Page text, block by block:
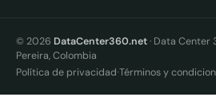
© 2026 DataCenter360.net· Data Center
Pereira, Colombia
Política de privacidad·Términos y